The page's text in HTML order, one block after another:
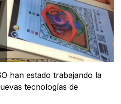
han estado trabajando la
tecnologías de